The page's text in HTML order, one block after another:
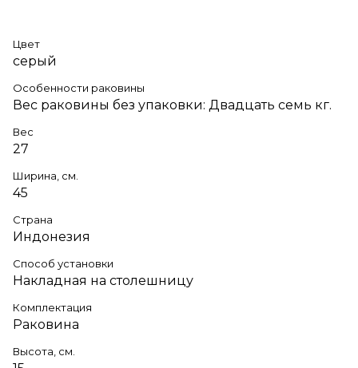
Цвет
серый
Особенности раковины
Вес раковины без упаковки: Двадцать семь кг.
Вес
27
Ширина, см.
45
Страна
Индонезия
Способ установки
Накладная на столешницу
Комплектация
Раковина
Высота, см.